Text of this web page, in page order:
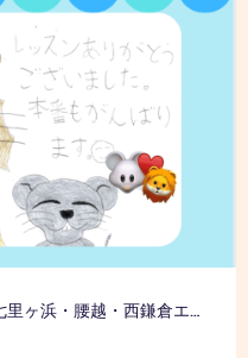
C Schooling 英語教室（七里ヶ浜・腰越・西鎌倉エリア）